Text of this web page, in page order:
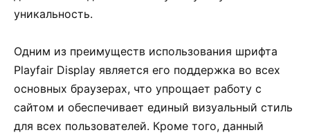
уникальность.
Одним из преимуществ использования шрифта
Playfair Display является его поддержка во всех
основных браузерах, что упрощает работу с
сайтом и обеспечивает единый визуальный стиль
для всех пользователей. Кроме того, данный